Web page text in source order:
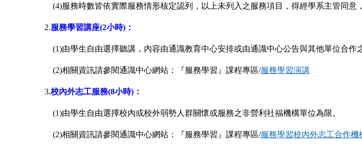
(4)服務時數皆依實際服務情形核定認列，以上未列入之服務項目，得經學系主管同意
2.服務學習講座(2小時) ：
(1)由學生自由選擇聽講，內容由通識教育中心安排或由通識中心公告與其他單位合作
(2)相關資訊請參閱通識中心網站：『服務學習』課程專區/服務學習演講
3.校內外志工服務(8小時) ：
(1)由學生自由選擇校內或校外弱勢人群關懷或服務之非營利社福機構單位為限。
(2)相關資訊請參閱通識中心網站：『服務學習』課程專區/服務學習校內外志工合作機